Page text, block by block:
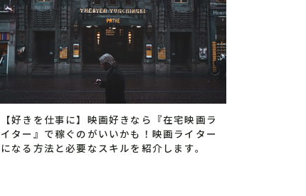
【好きを仕事に】映画好きなら『在宅映画ラ
イター』で稼ぐのがいいかも！映画ライター
になる方法と必要なスキルを紹介します。